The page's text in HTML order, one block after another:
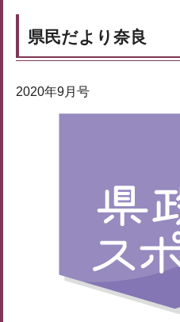
県民だより奈良
2020年9月号